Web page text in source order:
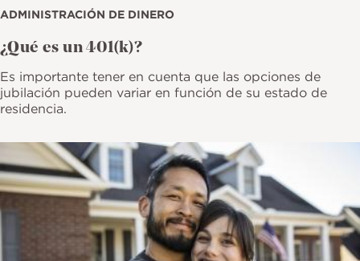
ADMINISTRACIÓN DE DINERO
¿Qué es un 401(k)?​​​​​​​
Es importante tener en cuenta que las opciones de
jubilación pueden variar en función de su estado de
residencia.
Imagen